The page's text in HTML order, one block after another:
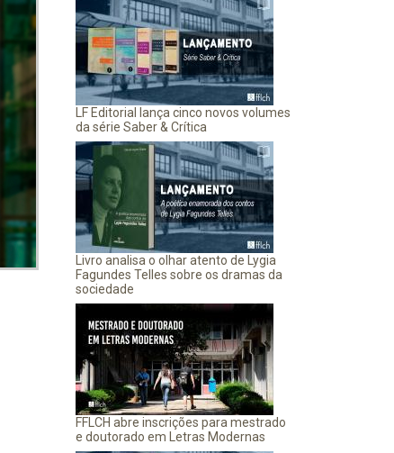
LF Editorial lança cinco novos volumes
da série Saber & Crítica
Livro analisa o olhar atento de Lygia
Fagundes Telles sobre os dramas da
sociedade
FFLCH abre inscrições para mestrado
e doutorado em Letras Modernas